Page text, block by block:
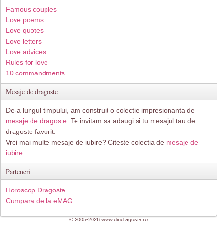
Famous couples
Love poems
Love quotes
Love letters
Love advices
Rules for love
10 commandments
Mesaje de dragoste
De-a lungul timpului, am construit o colectie impresionanta de
mesaje de dragoste . Te invitam sa adaugi si tu mesajul tau de
dragoste favorit.
Vrei mai multe mesaje de iubire? Citeste colectia de mesaje de
iubire.
Parteneri
Horoscop Dragoste
Cumpara de la eMAG
© 2005-2026 www.dindragoste.ro